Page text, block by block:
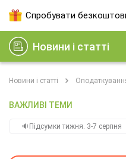
Спробувати
Новини і статті
Новини і статті
ВАЖЛИВІ ТЕМИ
🔉Підсумки тижня. 3-7 серпня